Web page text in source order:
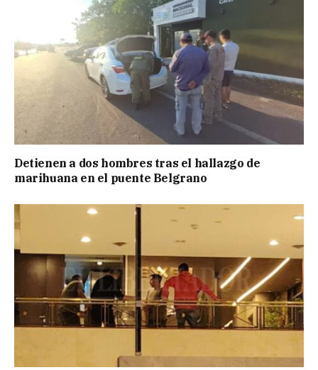
Detienen a dos hombres tras el hallazgo de
marihuana en el puente Belgrano